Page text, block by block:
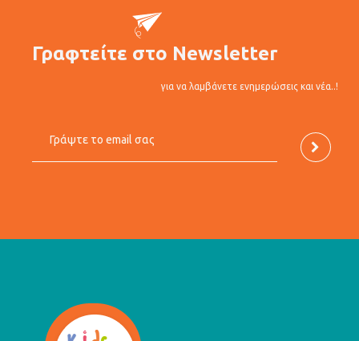
Γραφτείτε στο Newsletter
για να λαμβάνετε ενημερώσεις και νέα..!